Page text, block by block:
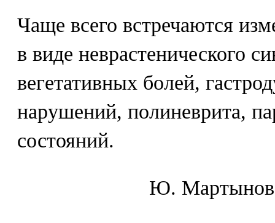
Чаще всего встречаются
в виде неврастенического
вегетативных болей,
нарушений, полиневрита,
состояний.
Ю.